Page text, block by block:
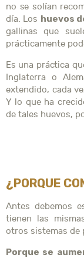
no se solían
día. Los huevos
gallinas que
prácticamente
Es una práctica
Inglaterra o
extendido, cada
Y lo que ha
de tales huevos,
¿PORQUE
Antes debemos
tienen las
otros sistemas de
Porque se